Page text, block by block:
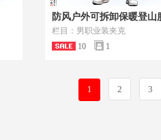
防风户外可拆卸保暖登山
栏目：男职业装夹克
10
1
1 2 3